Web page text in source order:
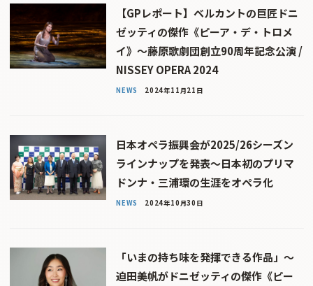
【GPレポート】ベルカントの巨匠ドニ
ゼッティの傑作《ピーア・デ・トロメ
イ》〜藤原歌劇団創立90周年記念公演 /
NISSEY OPERA 2024
NEWS 2024年11月21日
日本オペラ振興会が2025/26シーズン
ラインナップを発表〜日本初のプリマ
ドンナ・三浦環の生涯をオペラ化
NEWS 2024年10月30日
「いまの持ち味を発揮できる作品」〜
迫田美帆がドニゼッティの傑作《ピー